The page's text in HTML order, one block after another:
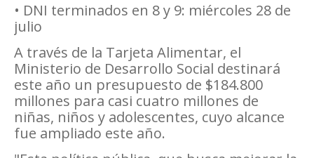
• DNI terminados en 8 y 9: miércoles 28 de
julio
A través de la Tarjeta Alimentar, el
Ministerio de Desarrollo Social destinará
este año un presupuesto de $184.800
millones para casi cuatro millones de
niñas, niños y adolescentes, cuyo alcance
fue ampliado este año.